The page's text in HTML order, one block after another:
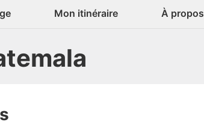
Mon itinéraire À propos